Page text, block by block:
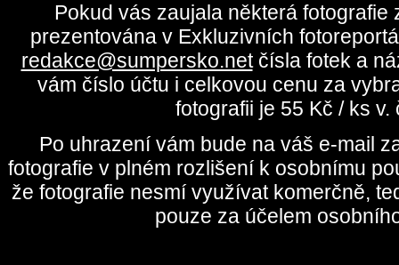
Pokud vás zaujala některá fotografie
prezentována v Exkluzivních
redakce@sumpersko.netčísla fotek a
vám číslo účtu i celkovou cenu za
fotografii je 55 Kč / ks v.
Po uhrazení vám bude na váš e-mail
fotografie v plném rozlišení k osobnímu
že fotografie nesmí využívat komerčně,
pouze za účelem